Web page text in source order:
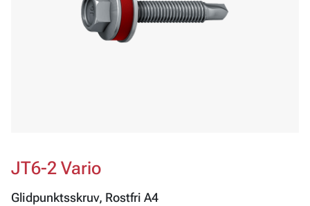
JT6-2 Vario
Glidpunktsskruv, Rostfri A4